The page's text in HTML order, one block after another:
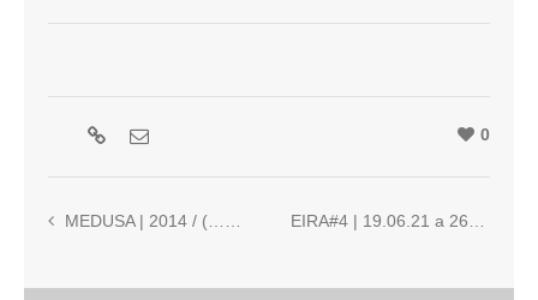
0
MEDUSA | 2014 / (…) | Ricardo Jacinto EIRA#4 | 19.06.21 a 26.06.21